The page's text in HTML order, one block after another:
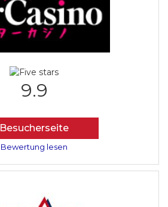
9.9
Besucherseite
Bewertung lesen